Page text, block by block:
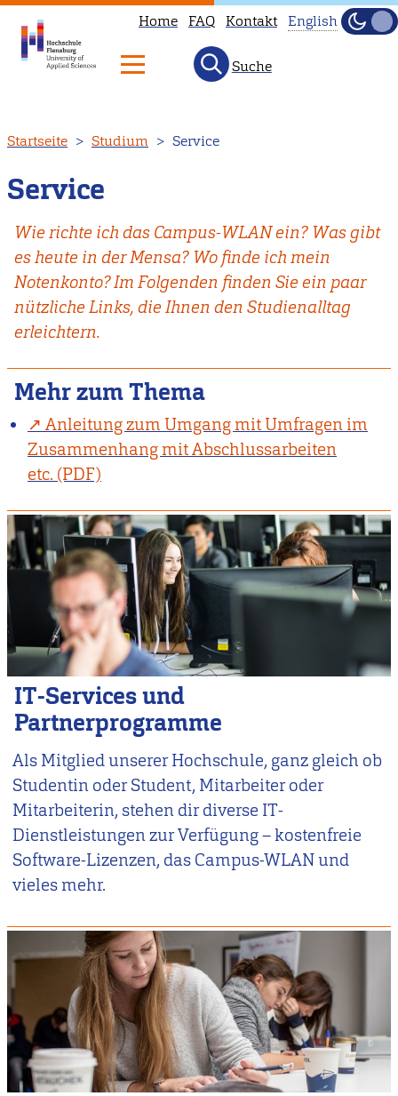
zum
Inhalt
Home FAQ Kontakt
English.
Head
to
our
English
page
English
Hell
Suche
Startseite Studium Service
Service
Wie richte ich das Campus-WLAN ein? Was gibt
es heute in der Mensa? Wo finde ich mein
Notenkonto? Im Folgenden finden Sie ein paar
nützliche Links, die Ihnen den Studienalltag
erleichtern.
Mehr zum Thema
Anleitung zum Umgang mit Umfragen im
Zusammenhang mit Abschlussarbeiten
etc.
IT-Services und
Partnerprogramme
Als Mitglied unserer Hochschule, ganz gleich ob
Studentin oder Student, Mitarbeiter oder
Mitarbeiterin, stehen dir diverse IT-
Dienstleistungen zur Verfügung – kostenfreie
Software-Lizenzen, das Campus-WLAN und
vieles mehr.